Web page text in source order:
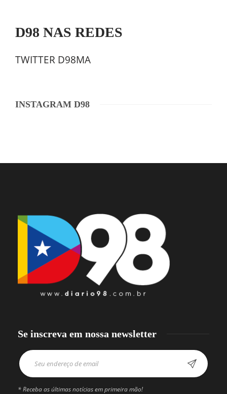
D98 NAS REDES
TWITTER D98MA
INSTAGRAM D98
Se inscreva em nossa newsletter
* Receba as últimas notícias em primeira mão!